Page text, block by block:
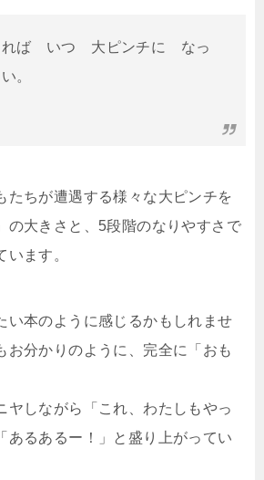
れば いつ 大ピンチに なっ
。
たちが遭遇する様々な大ピンチを
の大きさと、5段階のなりやすさで
ます。
い本のように感じるかもしれませ
お分かりのように、完全に「おも
ヤしながら「これ、わたしもやっ
あるあるー！」と盛り上がってい